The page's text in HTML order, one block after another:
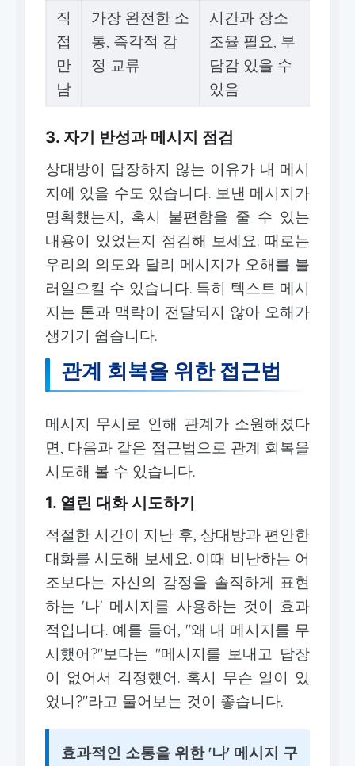
직
접
만
남
가장 완전한 소
통, 즉각적 감
정 교류
시간과 장소
조율 필요, 부
담감 있을 수
있음
3. 자기 반성과 메시지 점검
상대방이 답장하지 않는 이유가 내 메시
지에 있을 수도 있습니다. 보낸 메시지가
명확했는지, 혹시 불편함을 줄 수 있는
내용이 있었는지 점검해 보세요. 때로는
우리의 의도와 달리 메시지가 오해를 불
러일으킬 수 있습니다. 특히 텍스트 메시
지는 톤과 맥락이 전달되지 않아 오해가
생기기 쉽습니다.
관계 회복을 위한 접근법
메시지 무시로 인해 관계가 소원해졌다
면, 다음과 같은 접근법으로 관계 회복을
시도해 볼 수 있습니다.
1. 열린 대화 시도하기
적절한 시간이 지난 후, 상대방과 편안한
대화를 시도해 보세요. 이때 비난하는 어
조보다는 자신의 감정을 솔직하게 표현
하는 '나' 메시지를 사용하는 것이 효과
적입니다. 예를 들어, "왜 내 메시지를 무
시했어?"보다는 "메시지를 보내고 답장
이 없어서 걱정했어. 혹시 무슨 일이 있
었니?"라고 물어보는 것이 좋습니다.
효과적인 소통을 위한 '나' 메시지 구